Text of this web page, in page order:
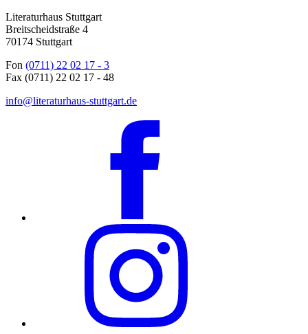
Literaturhaus Stuttgart
Breitscheidstraße 4
70174 Stuttgart
Fon (0711) 22 02 17 - 3
Fax (0711) 22 02 17 - 48
info@literaturhaus-stuttgart.de